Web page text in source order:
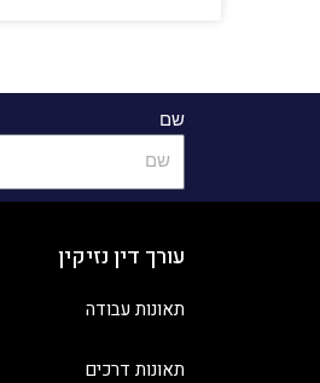
שם
עורך דין נזיקין
תאונות עבודה
תאונות דרכים